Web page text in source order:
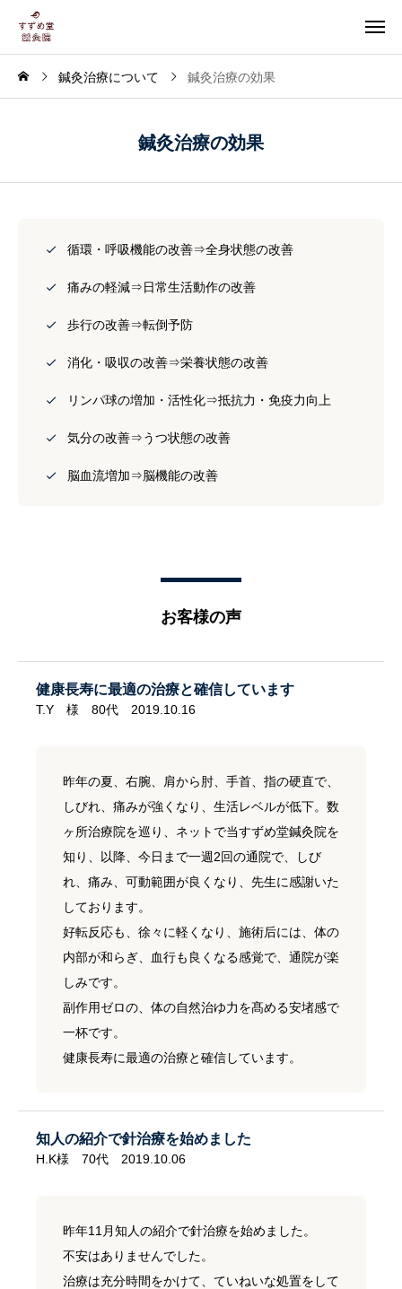
鍼灸治療について 鍼灸治療の効果
鍼灸治療の効果
循環・呼吸機能の改善⇒全身状態の改善
痛みの軽減⇒日常生活動作の改善
歩行の改善⇒転倒予防
消化・吸収の改善⇒栄養状態の改善
リンパ球の増加・活性化⇒抵抗力・免疫力向上
気分の改善⇒うつ状態の改善
脳血流増加⇒脳機能の改善
お客様の声
健康長寿に最適の治療と確信しています
T.Y 様 80代 2019.10.16
昨年の夏、右腕、肩から肘、手首、指の硬直で、
しびれ、痛みが強くなり、生活レベルが低下。数
ヶ所治療院を巡り、ネットで当すずめ堂鍼灸院を
知り、以降、今日まで一週2回の通院で、しび
れ、痛み、可動範囲が良くなり、先生に感謝いた
しております。
好転反応も、徐々に軽くなり、施術后には、体の
内部が和らぎ、血行も良くなる感覚で、通院が楽
しみです。
副作用ゼロの、体の自然治ゆ力を髙める安堵感で
一杯です。
健康長寿に最適の治療と確信しています。
知人の紹介で針治療を始めました
H.K様 70代 2019.10.06
昨年11月知人の紹介で針治療を始めました。
不安はありませんでした。
治療は充分時間をかけて、ていねいな処置をして